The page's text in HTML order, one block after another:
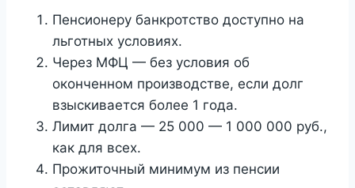
Пенсионеру банкротство доступно на
льготных условиях.
Через МФЦ — без условия об
оконченном производстве, если долг
взыскивается более 1 года.
Лимит долга — 25 000 — 1 000 000 руб.,
как для всех.
Прожиточный минимум из пенсии